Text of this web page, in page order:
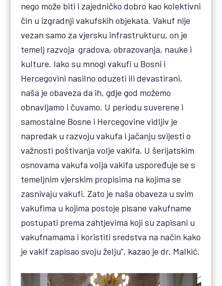
nego može biti i zajedničko dobro kao kolektivni
čin u izgradnji vakufskih objekata. Vakuf nije
vezan samo za vjersku infrastrukturu, on je
temelj razvoja gradova, obrazovanja, nauke i
kulture. Iako su mnogi vakufi u Bosni i
Hercegovini nasilno oduzeti ili devastirani,
naša je obaveza da ih, gdje god možemo
obnavljamo i čuvamo. U periodu suverene i
samostalne Bosne i Hercegovine vidljiv je
napredak u razvoju vakufa i jačanju svijesti o
važnosti poštivanja volje vakifa. U šerijatskim
osnovama vakufa volja vakifa uspoređuje se s
temeljnim vjerskim propisima na kojima se
zasnivaju vakufi. Zato je naša obaveza u svim
vakufima u kojima postoje pisane vakufname
postupati prema zahtjevima koji su zapisani u
vakufnamama i koristiti sredstva na način kako
je vakif zapisao svoju želju”, kazao je dr. Malkić.